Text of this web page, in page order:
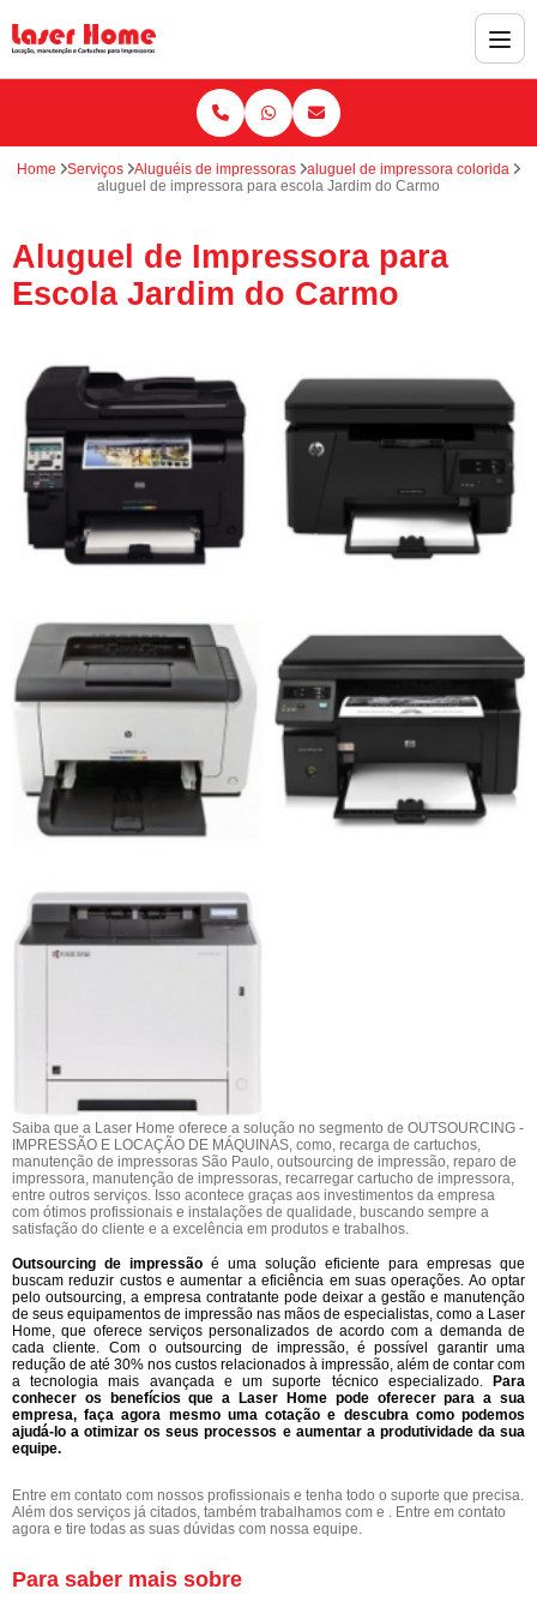
Home Serviços Aluguéis de impressoras
aluguel de impressora colorida
aluguel de impressora para escola Jardim do Carmo
Aluguel de Impressora para
Escola Jardim do Carmo
Saiba que a Laser Home oferece a solução no segmento de OUTSOURCING -
IMPRESSÃO E LOCAÇÃO DE MÁQUINAS, como, recarga de cartuchos,
manutenção de impressoras São Paulo, outsourcing de impressão, reparo de
impressora, manutenção de impressoras, recarregar cartucho de impressora,
entre outros serviços. Isso acontece graças aos investimentos da empresa
com ótimos profissionais e instalações de qualidade, buscando sempre a
satisfação do cliente e a excelência em produtos e trabalhos.
Outsourcing de impressão é uma solução eficiente para empresas que
buscam reduzir custos e aumentar a eficiência em suas operações. Ao optar
pelo outsourcing, a empresa contratante pode deixar a gestão e manutenção
de seus equipamentos de impressão nas mãos de especialistas, como a Laser
Home, que oferece serviços personalizados de acordo com a demanda de
cada cliente. Com o outsourcing de impressão, é possível garantir uma
redução de até 30% nos custos relacionados à impressão, além de contar com
a tecnologia mais avançada e um suporte técnico especializado. Para
conhecer os benefícios que a Laser Home pode oferecer para a sua
empresa, faça agora mesmo uma cotação e descubra como podemos
ajudá-lo a otimizar os seus processos e aumentar a produtividade da sua
equipe.
Entre em contato com nossos profissionais e tenha todo o suporte que precisa.
Além dos serviços já citados, também trabalhamos com e . Entre em contato
agora e tire todas as suas dúvidas com nossa equipe.
Para saber mais sobre